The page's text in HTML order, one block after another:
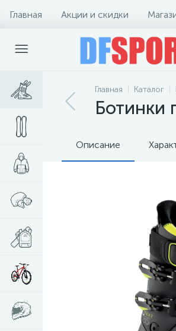
Главная Акции и скидки
Главная Каталог
Ботинки
Описание